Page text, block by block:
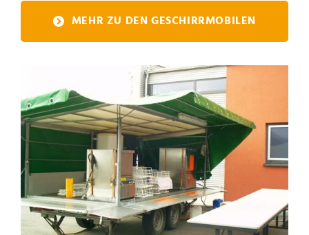
MEHR ZU DEN GESCHIRRMOBILEN